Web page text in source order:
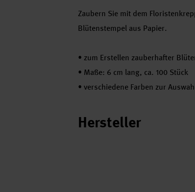
Zaubern Sie mit dem
Blütenstempel aus Papier.
• zum Erstellen zauberhafter
• Maße: 6 cm lang, ca. 100 Stück
• verschiedene Farben zur
Hersteller